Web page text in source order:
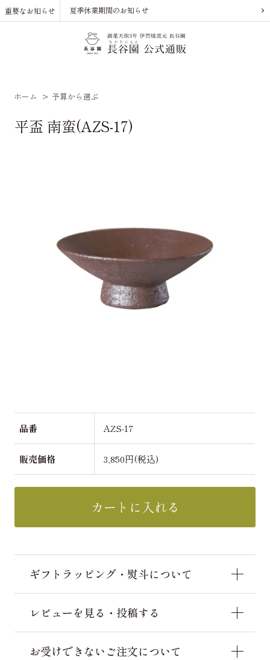
重要なお知らせ 夏季休業期間のお知らせ
ホーム > 予算から選ぶ
平盃 南蛮(AZS-17)
品番 AZS-17
販売価格 3,850円(税込)
カートに入れる
ギフトラッピング・熨斗について
レビューを見る・投稿する
お受けできないご注文について